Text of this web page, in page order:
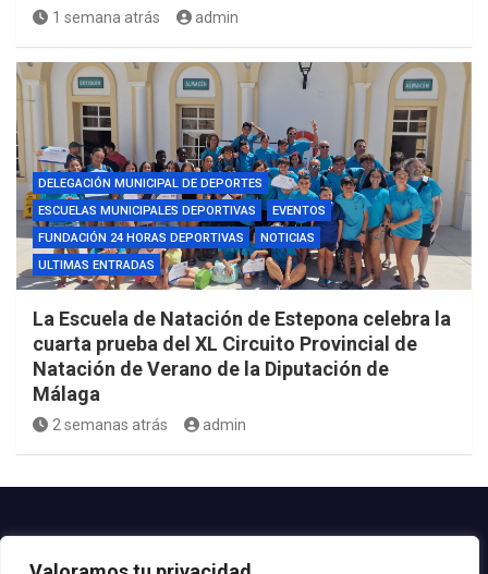
1 semana atrás admin
DELEGACIÓN MUNICIPAL DE DEPORTES
ESCUELAS MUNICIPALES DEPORTIVAS
EVENTOS
FUNDACIÓN 24 HORAS DEPORTIVAS
NOTICIAS
ULTIMAS ENTRADAS
La Escuela de Natación de Estepona celebra la
cuarta prueba del XL Circuito Provincial de
Natación de Verano de la Diputación de
Málaga
2 semanas atrás admin